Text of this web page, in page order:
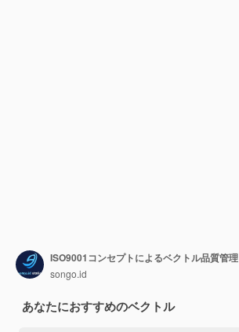
ISO9001コンセプトによるベクトル品質管理
songo.id
あなたにおすすめのベクトル